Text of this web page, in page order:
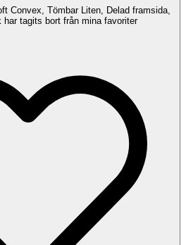
Convex, Tömbar Liten, Delad framsida,
har tagits bort från mina favoriter